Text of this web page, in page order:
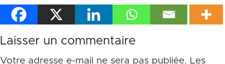
Laisser un commentaire
Votre adresse e-mail ne sera pas publiée. Les